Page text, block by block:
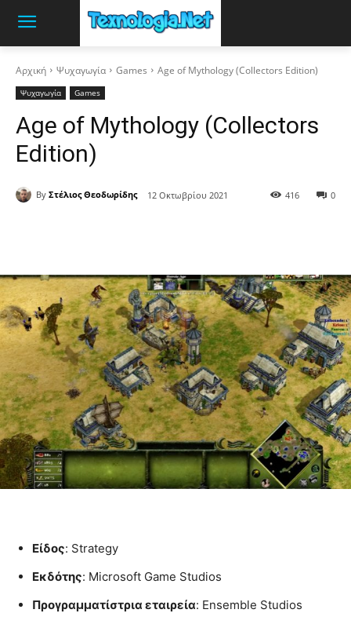
Αρχική Ψυχαγωγία Games Age of Mythology (Collectors Edition)
Ψυχαγωγία Games
Age of Mythology (Collectors
Edition)
By Στέλιος Θεοδωρίδης 12 Οκτωβρίου 2021 0
416
Είδος: Strategy
Εκδότης: Microsoft Game Studios
Προγραμματίστρια εταιρεία: Ensemble Studios